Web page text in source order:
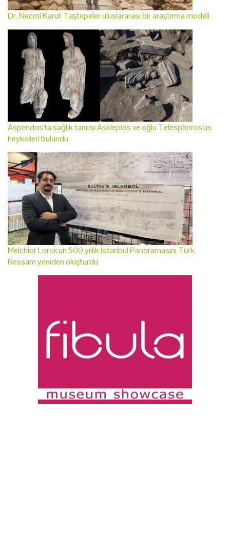
Dr. Necmi Karul: Taştepeler uluslararası bir araştırma modeli
Aspendos'ta sağlık tanrısı Asklepios ve oğlu Telesphoros'un
heykelleri bulundu
Melchior Lorck'un 500 yıllık İstanbul Panoramasını Türk
Ressam yeniden oluşturdu